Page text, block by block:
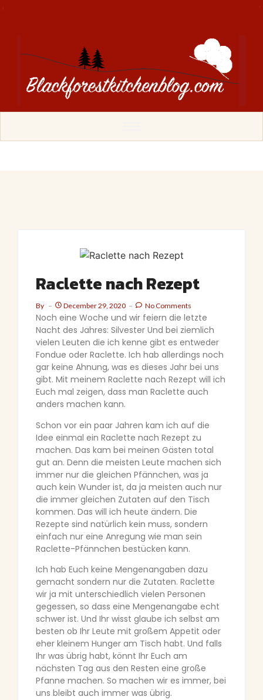
Raclette nach Rezept
By December 29, 2020 No Comments
Noch eine Woche und wir feiern die letzte
Nacht des Jahres: Silvester Und bei ziemlich
vielen Leuten die ich kenne gibt es entweder
Fondue oder Raclette. Ich hab allerdings noch
gar keine Ahnung, was es dieses Jahr bei uns
gibt. Mit meinem Raclette nach Rezept will ich
Euch mal zeigen, dass man Raclette auch
anders machen kann.
Schon vor ein paar Jahren kam ich auf die
Idee einmal ein Raclette nach Rezept zu
machen. Das kam bei meinen Gästen total
gut an. Denn die meisten Leute machen sich
immer nur die gleichen Pfännchen, was ja
auch kein Wunder ist, da ja meisten auch nur
die immer gleichen Zutaten auf den Tisch
kommen. Das will ich heute ändern. Die
Rezepte sind natürlich kein muss, sondern
einfach nur eine Anregung wie man sein
Raclette-Pfännchen bestücken kann.
Ich hab Euch keine Mengenangaben dazu
gemacht sondern nur die Zutaten. Raclette
wir ja mit unterschiedlich vielen Personen
gegessen, so dass eine Mengenangabe echt
schwer ist. Und Ihr wisst glaube ich selbst am
besten ob Ihr Leute mit großem Appetit oder
eher kleinem Hunger am Tisch habt. Und falls
Ihr was übrig habt, könnt Ihr Euch am
nächsten Tag aus den Resten eine große
Pfanne machen. So machen wir es immer, bei
uns bleibt auch immer was übrig.